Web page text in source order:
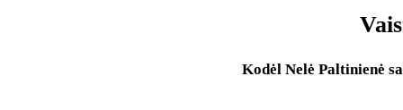
Kodėl Nelė Paltinienė